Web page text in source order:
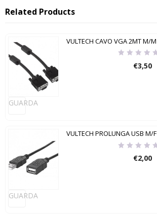
Related Products
GUARDA
VULTECH CAVO VGA 2MT M/M
€3,50
GUARDA
VULTECH PROLUNGA USB M/F
€2,00